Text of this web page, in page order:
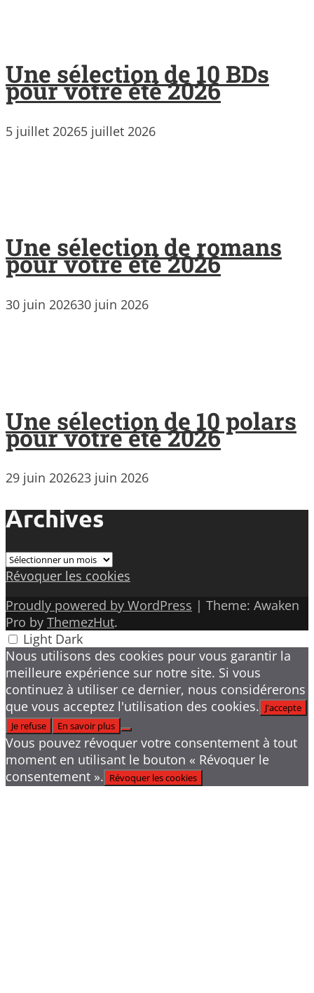
Une sélection de 10 BDs
pour votre été 2026
5 juillet 20265 juillet 2026
Une sélection de romans
pour votre été 2026
30 juin 202630 juin 2026
Une sélection de 10 polars
pour votre été 2026
29 juin 202623 juin 2026
Archives
Archives
Révoquer les cookies
Proudly powered by WordPress | Theme: Awaken
Pro by ThemezHut.
Light Dark
Nous utilisons des cookies pour vous garantir la
meilleure expérience sur notre site. Si vous
continuez à utiliser ce dernier, nous considérerons
que vous acceptez l'utilisation des cookies. J'accepte
Je refuse
En savoir plus
Vous pouvez révoquer votre consentement à tout
moment en utilisant le bouton « Révoquer le
consentement ». Révoquer les cookies